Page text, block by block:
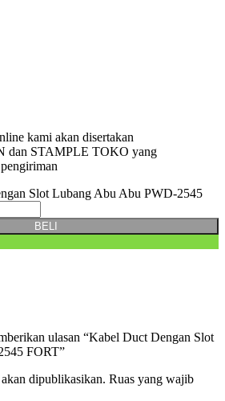
kami akan disertakan
STAMPLE TOKO yang
Slot Lubang Abu Abu PWD-2545
BELI
ulasan “Kabel Duct Dengan Slot
FORT”
dipublikasikan. Ruas yang wajib